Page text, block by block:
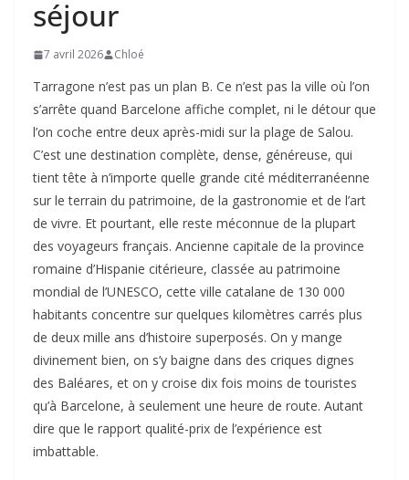
séjour
7 avril 2026 Chloé
Tarragone n’est pas un plan B. Ce n’est pas la ville où l’on
s’arrête quand Barcelone affiche complet, ni le détour que
l’on coche entre deux après-midi sur la plage de Salou.
C’est une destination complète, dense, généreuse, qui
tient tête à n’importe quelle grande cité méditerranéenne
sur le terrain du patrimoine, de la gastronomie et de l’art
de vivre. Et pourtant, elle reste méconnue de la plupart
des voyageurs français. Ancienne capitale de la province
romaine d’Hispanie citérieure, classée au patrimoine
mondial de l’UNESCO, cette ville catalane de 130 000
habitants concentre sur quelques kilomètres carrés plus
de deux mille ans d’histoire superposés. On y mange
divinement bien, on s’y baigne dans des criques dignes
des Baléares, et on y croise dix fois moins de touristes
qu’à Barcelone, à seulement une heure de route. Autant
dire que le rapport qualité-prix de l’expérience est
imbattable.